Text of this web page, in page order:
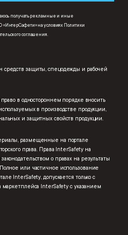
получать рекламные и иные
«ИнтерСафети» на условиях Политики
соглашения.
защиты, спецодежды и рабочей
право в одностороннем порядке вносить
в производстве продукции,
и защитных свойств продукции.
размещенные на портале
права. Права InterSafety на
о правах на результаты
или частичное использование
InterSafety, допускается только с
маркетплейса InterSafety с указанием